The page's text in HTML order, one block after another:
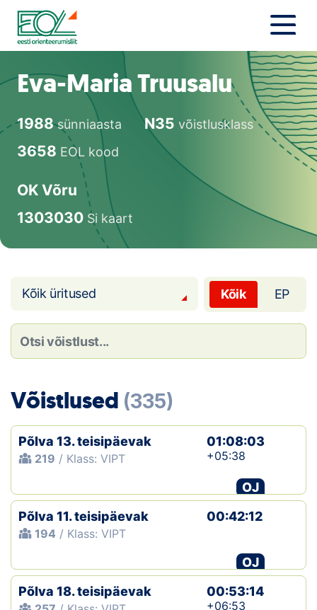
Liigu
sisu
juurde
Estonian Orienteering Federation
Uudised
Orienteerujale
Eesti Orienteerumine 100!
Toetamine
Telli litsents!
Noored
Kaardid
Koondised
Tulemused
Eva-Maria Truusalu
1988sünniaasta N35 võistlusklass
3658 EOL kood
OK Võru
1303030 Si kaart
Kõik üritused Kõik EP
Võistlused (335)
Põlva 13. teisipäevak
219 / Klass: VIPT
01:08:03
+05:38
OJ
Põlva 11. teisipäevak
194 / Klass: VIPT
00:42:12
OJ
Põlva 18. teisipäevak
00:53:14
+06:53